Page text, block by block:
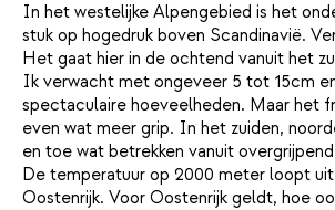
In het westelijke Alpengebied is het
stuk op hogedruk boven Scandinavië.
Het gaat hier in de ochtend vanuit het
Ik verwacht met ongeveer 5 tot 15cm
spectaculaire hoeveelheden. Maar het
even wat meer grip. In het zuiden,
en toe wat betrekken vanuit
De temperatuur op 2000 meter loopt
Oostenrijk. Voor Oostenrijk geldt, hoe